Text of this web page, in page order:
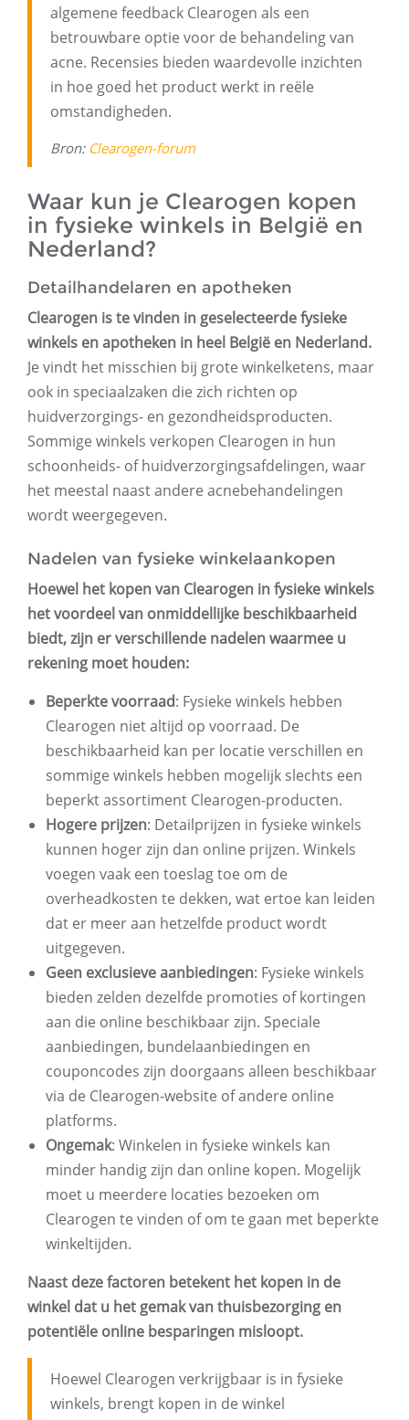
algemene feedback Clearogen als een
betrouwbare optie voor de behandeling van
acne. Recensies bieden waardevolle inzichten
in hoe goed het product werkt in reële
omstandigheden.
Bron: Clearogen-forum
Waar kun je Clearogen kopen
in fysieke winkels in België en
Nederland?
Detailhandelaren en apotheken
Clearogen is te vinden in geselecteerde fysieke
winkels en apotheken in heel België en Nederland.
Je vindt het misschien bij grote winkelketens, maar
ook in speciaalzaken die zich richten op
huidverzorgings- en gezondheidsproducten.
Sommige winkels verkopen Clearogen in hun
schoonheids- of huidverzorgingsafdelingen, waar
het meestal naast andere acnebehandelingen
wordt weergegeven.
Nadelen van fysieke winkelaankopen
Hoewel het kopen van Clearogen in fysieke winkels
het voordeel van onmiddellijke beschikbaarheid
biedt, zijn er verschillende nadelen waarmee u
rekening moet houden:
Beperkte voorraad: Fysieke winkels hebben
Clearogen niet altijd op voorraad. De
beschikbaarheid kan per locatie verschillen en
sommige winkels hebben mogelijk slechts een
beperkt assortiment Clearogen-producten.
Hogere prijzen: Detailprijzen in fysieke winkels
kunnen hoger zijn dan online prijzen. Winkels
voegen vaak een toeslag toe om de
overheadkosten te dekken, wat ertoe kan leiden
dat er meer aan hetzelfde product wordt
uitgegeven.
Geen exclusieve aanbiedingen: Fysieke winkels
bieden zelden dezelfde promoties of kortingen
aan die online beschikbaar zijn. Speciale
aanbiedingen, bundelaanbiedingen en
couponcodes zijn doorgaans alleen beschikbaar
via de Clearogen-website of andere online
platforms.
Ongemak: Winkelen in fysieke winkels kan
minder handig zijn dan online kopen. Mogelijk
moet u meerdere locaties bezoeken om
Clearogen te vinden of om te gaan met beperkte
winkeltijden.
Naast deze factoren betekent het kopen in de
winkel dat u het gemak van thuisbezorging en
potentiële online besparingen misloopt.
Hoewel Clearogen verkrijgbaar is in fysieke
winkels, brengt kopen in de winkel